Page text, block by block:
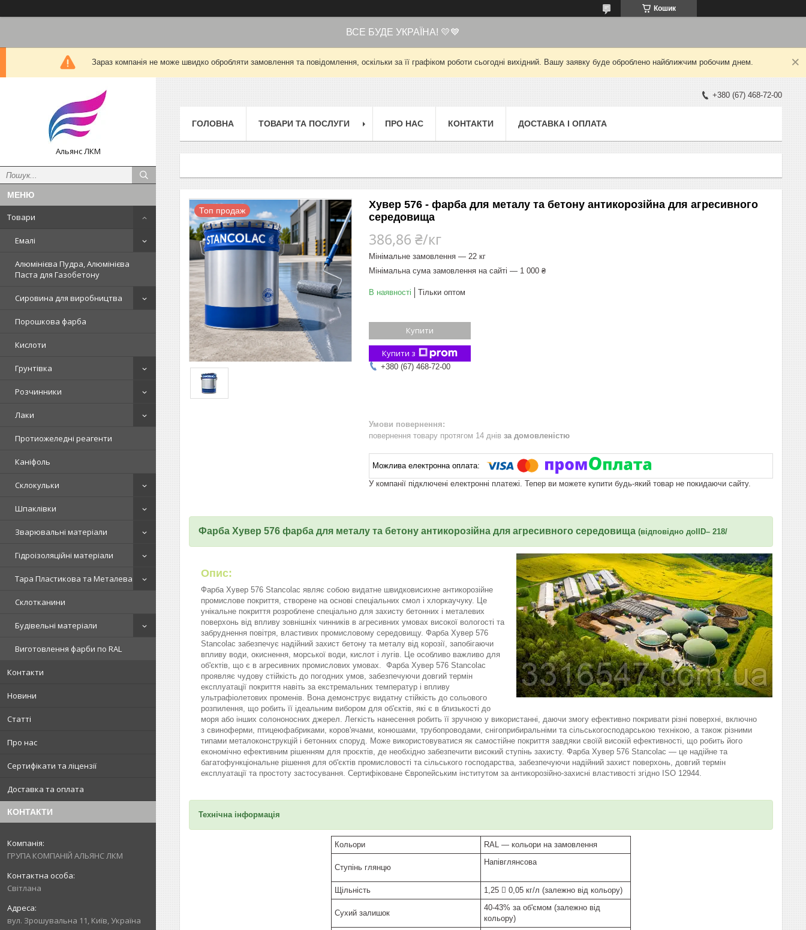
Кошик
ВСЕ БУДЕ УКРАЇНА! 💛💙
Зараз компанія не може швидко обробляти замовлення та повідомлення, оскільки за її графіком роботи сьогодні вихідний. Вашу заявку буде оброблено найближчим робочим днем.
Альянс ЛКМ
Товари
Емалі
Алюмінієва Пудра, Алюмінієва
Паста для Газобетону
Сировина для виробництва
Порошкова фарба
Кислоти
Грунтівка
Розчинники
Лаки
Протиожеледні реагенти
Каніфоль
Склокульки
Шпаклівки
Зварювальні матеріали
Гідроізоляційні матеріали
Тара Пластикова та Металева
Склотканини
Будівельні матеріали
Виготовлення фарби по RAL
Контакти
Новини
Статті
Про нас
Сертифікати та ліцензії
Доставка та оплата
КОНТАКТИ
ГРУПА КОМПАНІЙ АЛЬЯНС ЛКМ
Світлана
вул. Зрошувальна 11, Київ, Україна
+380 (67) 468-72-00
ГОЛОВНА ТОВАРИ ТА ПОСЛУГИ ПРО НАС КОНТАКТИ ДОСТАВКА І ОПЛАТА
Топ продаж
Хувер 576 - фарба для металу та бетону антикорозійна для агресивного
середовища
386,86 ₴/кг
Мінімальне замовлення — 22 кг
Мінімальна сума замовлення на сайті — 1 000 ₴
В наявності Тільки оптом
Купити
Купити з
+380 (67) 468-72-00
повернення товару протягом 14 днів за домовленістю
У компанії підключені електронні платежі. Тепер ви можете купити будь-який товар не покидаючи сайту.
Фарба Хувер 576 фарба для металу та бетону антикорозійна для агресивного середовища (відповідно до IID– 218/
Опис:
Фарба Хувер 576 Stancolac являє собою видатне швидковисихне антикорозійне
промислове покриття, створене на основі спеціальних смол і хлоркаучуку. Це
унікальне покриття розроблене спеціально для захисту бетонних і металевих
поверхонь від впливу зовнішніх чинників в агресивних умовах високої вологості та
забруднення повітря, властивих промисловому середовищу. Фарба Хувер 576
Stancolac забезпечує надійний захист бетону та металу від корозії, запобігаючи
впливу води, окиснення, морської води, кислот і лугів. Це особливо важливо для
об'єктів, що є в агресивних промислових умовах. Фарба Хувер 576 Stancolac
проявляє чудову стійкість до погодних умов, забезпечуючи довгий термін
експлуатації покриття навіть за екстремальних температур і впливу
ультрафіолетових променів. Вона демонструє видатну стійкість до сольового
розпилення, що робить її ідеальним вибором для об'єктів, які є в близькості до
моря або інших солононосних джерел. Легкість нанесення робить її зручною у використанні, даючи змогу ефективно покривати різні поверхні, включно
з свиноферми, птицеюфабриками, коров'ячами, конюшами, трубопроводами, снігоприбиральніми та сільськогосподарською технікою, а також різними
типами металоконструкцій і бетонних споруд. Може використовуватися як самостійне покриття завдяки своїй високій ефективності, що робить його
економічно ефективним рішенням для проєктів, де необхідно забезпечити високий ступінь захисту. Фарба Хувер 576 Stancolac — це надійне та
багатофункціональне рішення для об'єктів промисловості та сільського господарства, забезпечуючи надійний захист поверхонь, довгий термін
експлуатації та простоту застосування. Сертифіковане Європейським інститутом за антикорозійно-захисні властивості згідно ISO 12944.
Технічна інформація
Кольори RAL — кольори на замовлення
Ступінь глянцю
Напівглянсова
Щільність 1,25  0,05 кг/л (залежно від кольору)
Сухий залишок
40-43% за об'ємом (залежно від
кольору)